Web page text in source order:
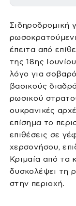
Σιδηροδρομική
έπειτα από
της 18ης
λόγο για
βασικούς
ρωσικού
ουκρανικές
επίσημα το
επιθέσεις σε
χερσονήσου,
Κριμαία από τα
δυσκολέψει τη
στην περιοχή.